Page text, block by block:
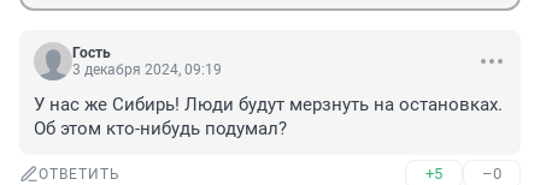
Гость
3 декабря 2024, 09:19
У нас же Сибирь! Люди будут мерзнуть на остановках.
Об этом кто-нибудь подумал?
ОТВЕТИТЬ +5 –0